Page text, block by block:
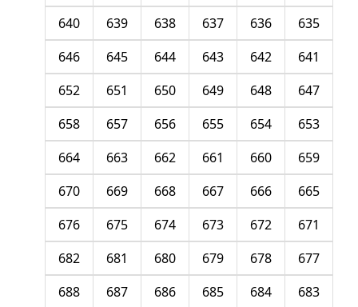
635
636
637
638
639
640
641
642
643
644
645
646
647
648
649
650
651
652
653
654
655
656
657
658
659
660
661
662
663
664
665
666
667
668
669
670
671
672
673
674
675
676
677
678
679
680
681
682
683
684
685
686
687
688